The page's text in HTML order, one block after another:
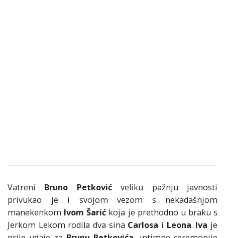
Vatreni Bruno Petkovićveliku pažnju javnosti
privukao je i svojom vezom s nekadašnjom
manekenkom Ivom Šarić koja je prethodno u braku s
Jerkom Lekom rodila dva sina Carlosa i Leona. Iva je